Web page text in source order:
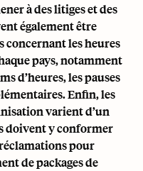
à des litiges et des
également être
concernant les heures
pays, notamment
d’heures, les pauses
Enfin, les
varient d’un
doivent y conformer
pour
de packages de